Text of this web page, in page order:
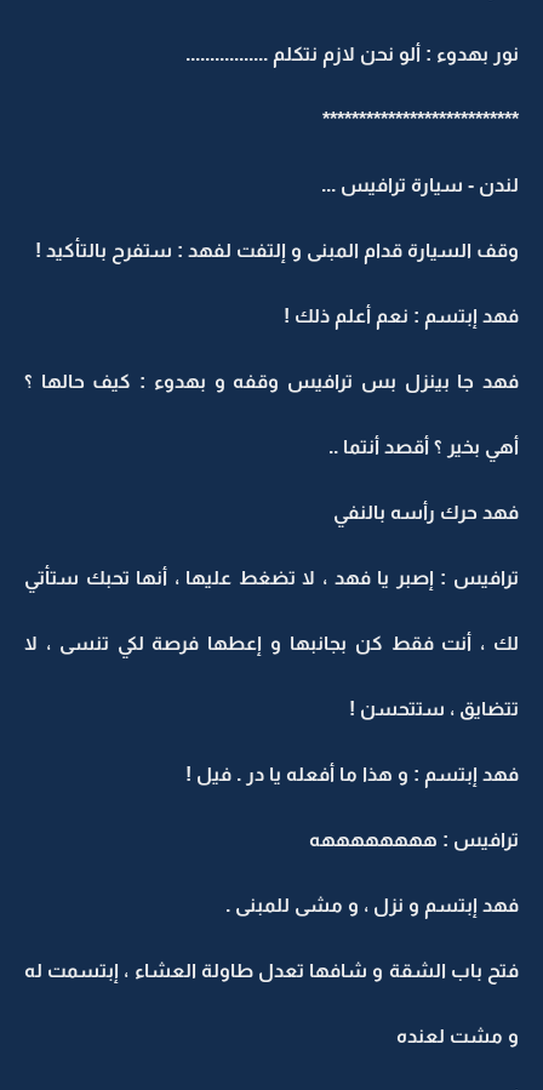
نور بهدوء : ألو نحن لازم نتكلم .................
***************************
لندن - سيارة ترافيس ...
وقف السيارة قدام المبنى و إلتفت لفهد : ستفرح بالتأكيد !
فهد إبتسم : نعم أعلم ذلك !
فهد جا بينزل بس ترافيس وقفه و بهدوء : كيف حالها ؟
أهي بخير ؟ أقصد أنتما ..
فهد حرك رأسه بالنفي
ترافيس : إصبر يا فهد ، لا تضغط عليها ، أنها تحبك ستأتي
لك ، أنت فقط كن بجانبها و إعطها فرصة لكي تنسى ، لا
تتضايق ، ستتحسن !
فهد إبتسم : و هذا ما أفعله يا در . فيل !
ترافيس : ههههههههه
فهد إبتسم و نزل ، و مشى للمبنى .
فتح باب الشقة و شافها تعدل طاولة العشاء ، إبتسمت له
و مشت لعنده